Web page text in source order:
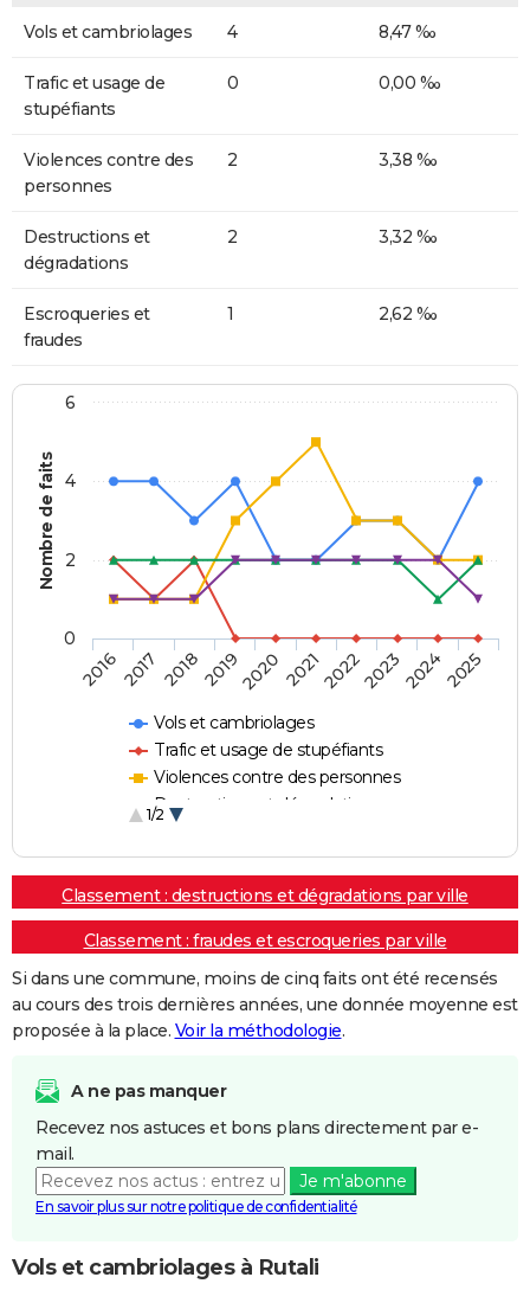
Vols et cambriolages 4 8,47 ‰
Trafic et usage de
stupéfiants
0 0,00 ‰
Violences contre des
personnes
2 3,38 ‰
Destructions et
dégradations
2 3,32 ‰
Escroqueries et
fraudes
1 2,62 ‰
Nombre de faits
Vols et cambriolages
Trafic et usage de stupéfiants
Violences contre des personnes
Destructions et dégradations
1/2
20162017 20182019202020212022202320242025
0
2
4
6
Classement : destructions et dégradations par ville
Classement : fraudes et escroqueries par ville
Si dans une commune, moins de cinq faits ont été recensés
au cours des trois dernières années, une donnée moyenne est
proposée à la place. Voir la méthodologie.
A ne pas manquer
Recevez nos astuces et bons plans directement par e-
mail.
Je m'abonne
En savoir plus sur notre politique de confidentialité
Vols et cambriolages à Rutali